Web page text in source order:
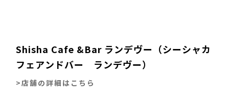
Shisha Cafe &Bar ランデヴー（シーシャカ
フェアンドバー ランデヴー）
>店舗の詳細はこちら